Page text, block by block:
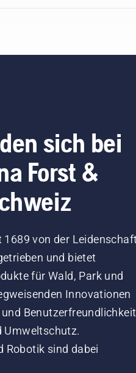
sich bei
Forst &
1689 von der
und bietet
für Wald, Park und
Innovationen
Benutzerfreundlichkeit
Umweltschutz.
Robotik sind dabei